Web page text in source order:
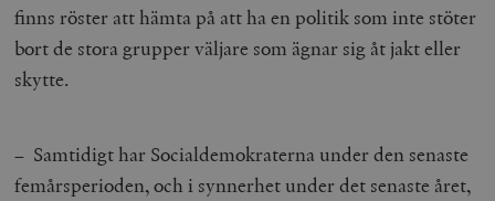
finns röster att hämta på att ha en politik som inte stöter
bort de stora grupper väljare som ägnar sig åt jakt eller
skytte.
– Samtidigt har Socialdemokraterna under den senaste
femårsperioden, och i synnerhet under det senaste året,